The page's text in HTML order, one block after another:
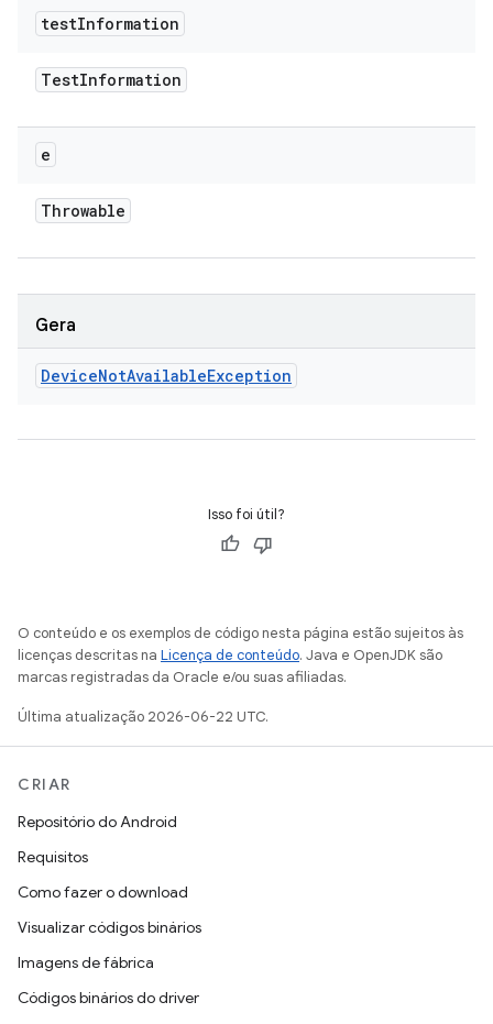
testInformation
TestInformation
e
Throwable
Gera
DeviceNotAvailableException
Isso foi útil?
O conteúdo e os exemplos de código nesta página estão sujeitos às
licenças descritas na Licença de conteúdo. Java e OpenJDK são
marcas registradas da Oracle e/ou suas afiliadas.
Última atualização 2026-06-22 UTC.
CRIAR
Repositório do Android
Requisitos
Como fazer o download
Visualizar códigos binários
Imagens de fábrica
Códigos binários do driver